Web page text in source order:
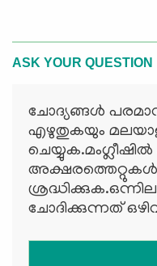
ASK YOUR QUESTION
ചോദ്യങ്ങള്‍
എഴുതുകയും
അക്ഷരത്തെറ്റുകള്‍
ചോദിക്കുന്നത്